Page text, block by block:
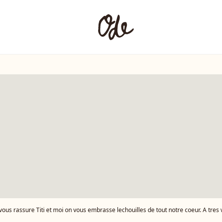
Titi et moi on vous embrasse lechouilles de tout notre coeur. A tres vite"." Portrait de Loana lors de l'enregistrement de